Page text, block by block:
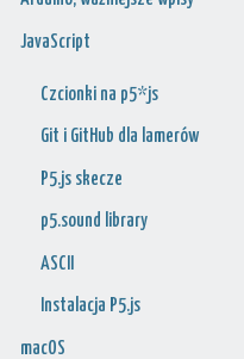
JavaScript
Czcionki na p5*js
Git i GitHub dla lamerów
P5.js skecze
p5.sound library
ASCII
Instalacja P5.js
macOS